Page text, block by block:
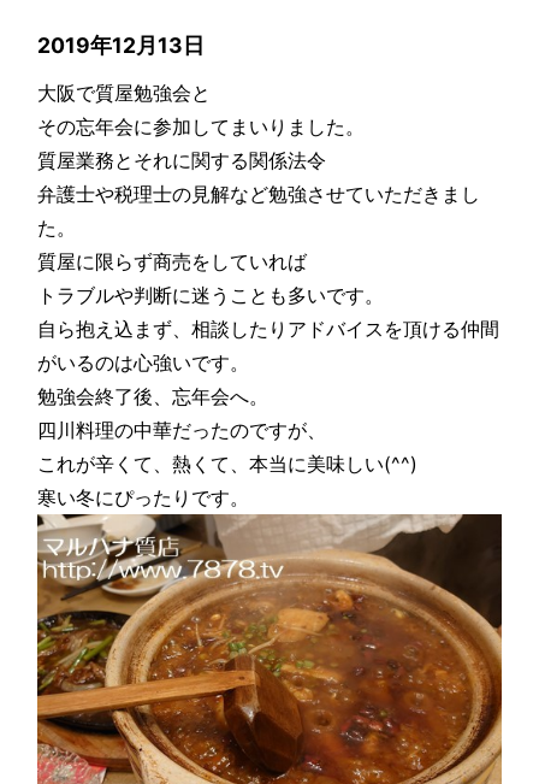
2019年12月13日
大阪で質屋勉強会と
その忘年会に参加してまいりました。
質屋業務とそれに関する関係法令
弁護士や税理士の見解など勉強させていただきまし
た。
質屋に限らず商売をしていれば
トラブルや判断に迷うことも多いです。
自ら抱え込まず、相談したりアドバイスを頂ける仲間
がいるのは心強いです。
勉強会終了後、忘年会へ。
四川料理の中華だったのですが、
これが辛くて、熱くて、本当に美味しい(^^)
寒い冬にぴったりです。